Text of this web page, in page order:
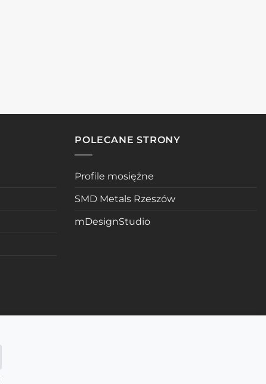
POLECANE STRONY
Profile mosiężne
SMD Metals Rzeszów
mDesignStudio